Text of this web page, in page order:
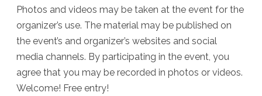
Photos and videos may be taken at the event for the
organizer’s use. The material may be published on
the event’s and organizer’s websites and social
media channels. By participating in the event, you
agree that you may be recorded in photos or videos.
Welcome! Free entry!